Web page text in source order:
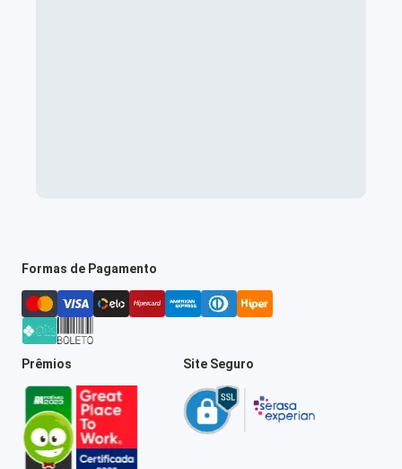
Formas de Pagamento
Prêmios Site Seguro